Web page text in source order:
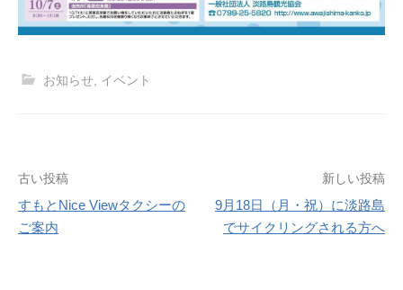
お知らせ イベント
投
稿
古い投稿
すもとNice Viewタクシーの
ご案内
新しい投稿
9月18日（月・祝）に淡路島
でサイクリングされる方へ